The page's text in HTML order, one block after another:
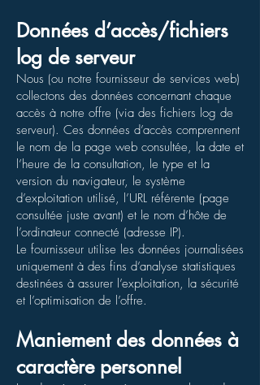
Données d’accès/fichiers
log de serveur
Nous (ou notre fournisseur de services web)
collectons des données concernant chaque
accès à notre offre (via des fichiers log de
serveur). Ces données d’accès comprennent
le nom de la page web consultée, la date et
l’heure de la consultation, le type et la
version du navigateur, le système
d’exploitation utilisé, l’URL référente (page
consultée juste avant) et le nom d’hôte de
l’ordinateur connecté (adresse IP).
Le fournisseur utilise les données journalisées
uniquement à des fins d’analyse statistiques
destinées à assurer l’exploitation, la sécurité
et l’optimisation de l’offre.
Maniement des données à
caractère personnel